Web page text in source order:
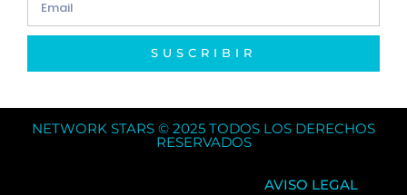
SUSCRIBIR
NETWORK STARS © 2025 TODOS LOS DERECHOS
RESERVADOS
AVISO LEGAL